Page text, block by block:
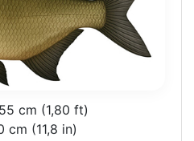
cm (1,80 ft)
cm (11,8 in)